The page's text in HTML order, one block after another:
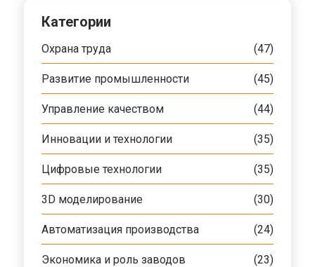
Категории
Охрана труда (47)
Развитие промышленности (45)
Управление качеством (44)
Инновации и технологии (35)
Цифровые технологии (35)
3D моделирование (30)
Автоматизация производства (24)
Экономика и роль заводов (23)